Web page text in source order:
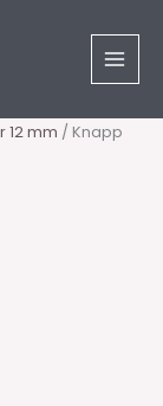
12 mm / Knapp